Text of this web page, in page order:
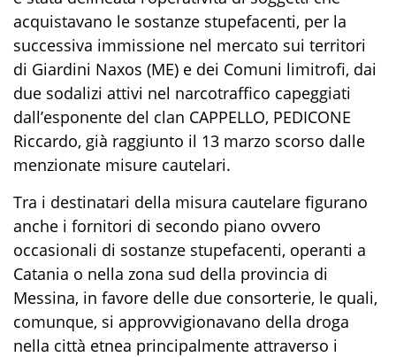
acquistavano le sostanze stupefacenti, per la
successiva immissione nel mercato sui territori
di Giardini Naxos (ME) e dei Comuni limitrofi, dai
due sodalizi attivi nel narcotraffico capeggiati
dall’esponente del clan CAPPELLO, PEDICONE
Riccardo, già raggiunto il 13 marzo scorso dalle
menzionate misure cautelari.
Tra i destinatari della misura cautelare figurano
anche i fornitori di secondo piano ovvero
occasionali di sostanze stupefacenti, operanti a
Catania o nella zona sud della provincia di
Messina, in favore delle due consorterie, le quali,
comunque, si approvvigionavano della droga
nella città etnea principalmente attraverso i